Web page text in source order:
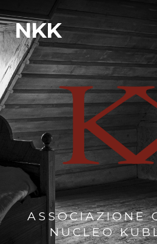
NKK
ASSOCIAZIONE
NUCLEO